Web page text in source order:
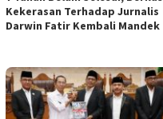
Kekerasan Terhadap Jurnalis
Darwin Fatir Kembali Mandek